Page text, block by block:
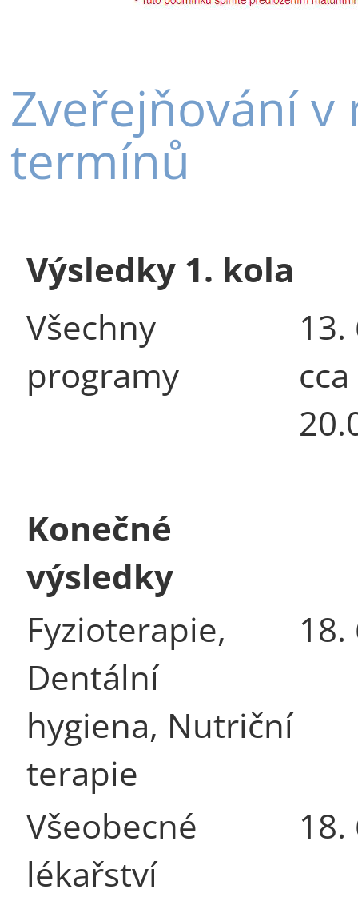
Zveřejňování
termínů
Výsledky 1. kola
Všechny
programy
13.
Konečné
výsledky
Fyzioterapie,
Dentální
hygiena, Nutriční
terapie
18.
Všeobecné
lékařství
18.